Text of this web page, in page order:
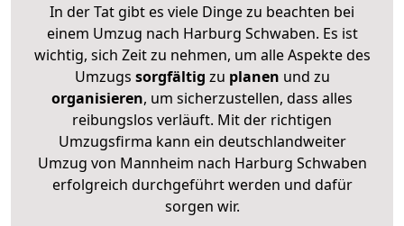
In der Tat gibt es viele Dinge zu beachten bei
einem Umzug nach Harburg Schwaben. Es ist
wichtig, sich Zeit zu nehmen, um alle Aspekte des
Umzugs sorgfältig zu planen und zu
organisieren, um sicherzustellen, dass alles
reibungslos verläuft. Mit der richtigen
Umzugsfirma kann ein deutschlandweiter
Umzug von Mannheim nach Harburg Schwaben
erfolgreich durchgeführt werden und dafür
sorgen wir.